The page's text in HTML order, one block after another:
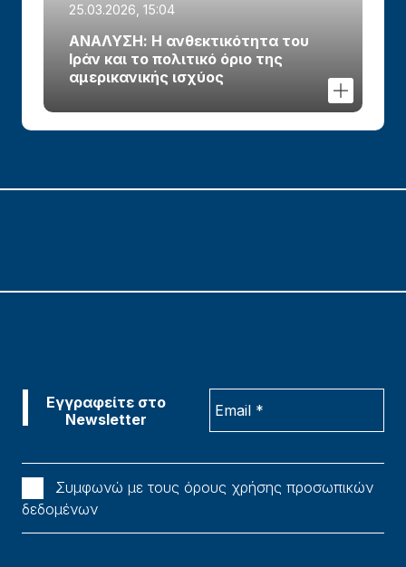
25.03.2026, 15:04
ΑΝΑΛΥΣΗ: Η ανθεκτικότητα του
Ιράν και το πολιτικό όριο της
αμερικανικής ισχύος
Συμφωνώ με τους όρους χρήσης προσωπικών
δεδομένων